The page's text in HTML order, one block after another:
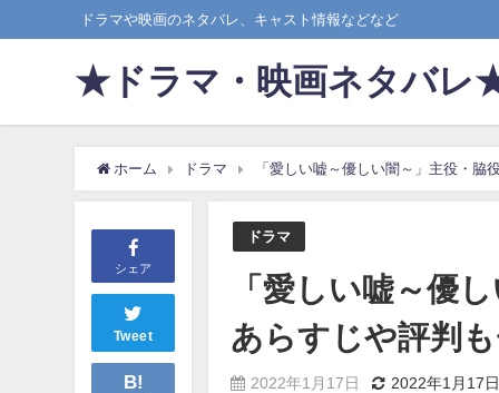
ドラマや映画のネタバレ、キャスト情報などなど
★ドラマ・映画ネタバレ
ホーム ドラマ 「愛しい嘘～優しい闇～」主役・脇
シェア
Tweet
B!
ドラマ
「愛しい嘘～優
あらすじや評判
2022年1月17日 2022年1月17